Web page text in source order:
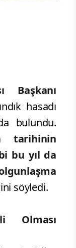
Başkanı
hasadı
bulundu.
tarihinin
bu yıl da
söyledi.
Olması